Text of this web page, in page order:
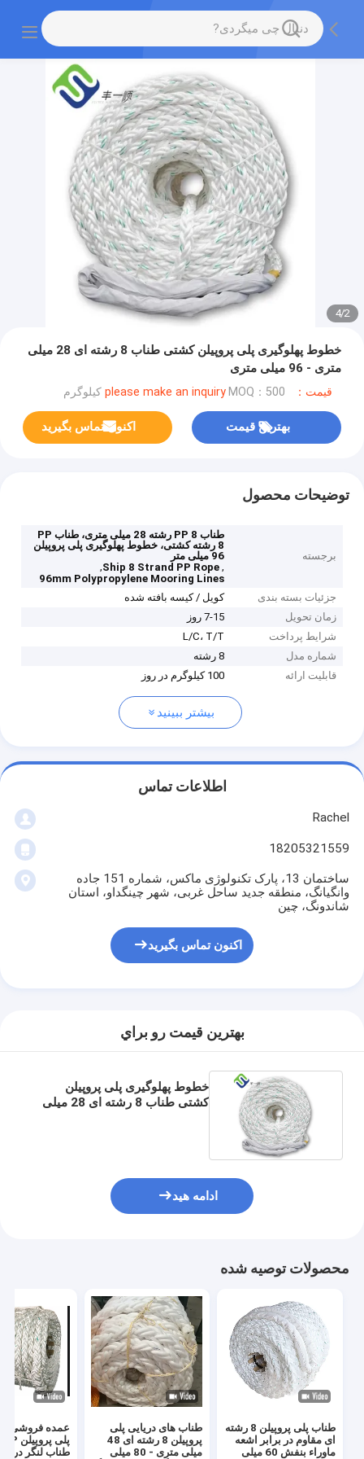
2
/
4
خطوط پهلوگیری پلی پروپیلن کشتی طناب 8 رشته ای 28 میلی
متری - 96 میلی متری
قیمت：please make an inquiry MOQ：500 کیلوگرم
بهترین قیمت اکنون تماس بگیرید
توضیحات محصول
برجسته
طناب PP 8 رشته 28 میلی متری، طناب PP
8 رشته کشتی، خطوط پهلوگیری پلی پروپیلن
96 میلی متر
,
Ship 8 Strand PP Rope
,
96mm Polypropylene Mooring Lines
جزئیات بسته بندی
کویل / کیسه بافته شده
زمان تحویل
7-15 روز
شرایط پرداخت
L/C، T/T
شماره مدل
8 رشته
قابلیت ارائه
100 کیلوگرم در روز
بیشتر ببینید
اطلاعات تماس
Rachel
18205321559
ساختمان 13، پارک تکنولوژی ماکس، شماره 151 جاده
وانگیانگ، منطقه جدید ساحل غربی، شهر چینگداو، استان
شاندونگ، چین
اکنون تماس بگیرید
بهترين قيمت رو براي
خطوط پهلوگیری پلی پروپیلن
کشتی طناب 8 رشته ای 28 میلی
ادامه هید
محصولات توصیه شده
طناب پلی پروپیلن 8 رشته
ای مقاوم در برابر اشعه
ماوراء بنفش 60 میلی
طناب های دریایی پلی
پروپیلن 8 رشته ای 48
میلی متری - 80 میلی
طناب لنگر